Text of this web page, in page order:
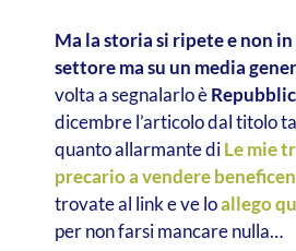
Ma la storia si ripete e non
settore ma su un media
volta a segnalarlo è
dicembre l’articolo dal titolo
quanto allarmante diLe mie
precario a vendere
trovate al link e ve loallego
per non farsi mancare nulla…